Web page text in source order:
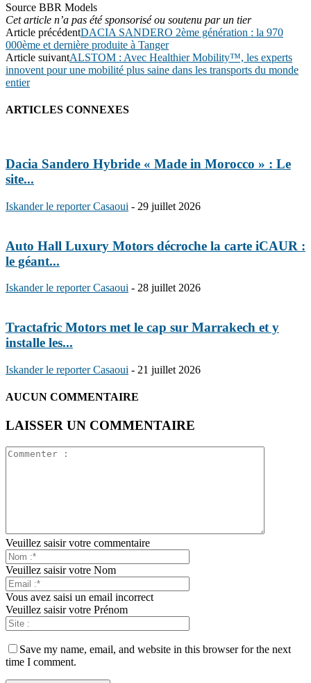
Source BBR Models
Cet article n’a pas été sponsorisé ou soutenu par un tier
Article précédentDACIA SANDERO 2ème génération : la 970
000ème et dernière produite à Tanger
Article suivantALSTOM : Avec Healthier Mobility™, les experts
innovent pour une mobilité plus saine dans les transports du monde
entier
ARTICLES CONNEXES
Dacia Sandero Hybride « Made in Morocco » : Le
site...
Iskander le reporter Casaoui - 29 juillet 2026
Auto Hall Luxury Motors décroche la carte iCAUR :
le géant...
Iskander le reporter Casaoui - 28 juillet 2026
Tractafric Motors met le cap sur Marrakech et y
installe les...
Iskander le reporter Casaoui - 21 juillet 2026
AUCUN COMMENTAIRE
LAISSER UN COMMENTAIRE
Veuillez saisir votre commentaire
Veuillez saisir votre Nom
Vous avez saisi un email incorrect
Veuillez saisir votre Prénom
Save my name, email, and website in this browser for the next
time I comment.